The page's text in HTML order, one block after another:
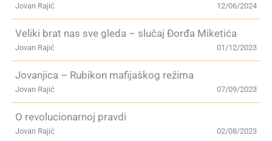
12/06/2024
Jovan Rajić
Veliki brat nas sve gleda – slučaj Đorđa Miketića
01/12/2023
Jovan Rajić
Jovanjica – Rubikon mafijaškog režima
07/09/2023
Jovan Rajić
O revolucionarnoj pravdi
02/08/2023
Jovan Rajić